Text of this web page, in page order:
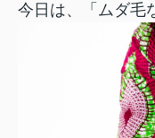
今日は、「ムダ毛